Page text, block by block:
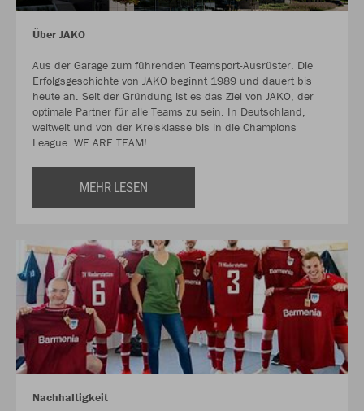
Über JAKO
Aus der Garage zum führenden Teamsport-Ausrüster. Die
Erfolgsgeschichte von JAKO beginnt 1989 und dauert bis
heute an. Seit der Gründung ist es das Ziel von JAKO, der
optimale Partner für alle Teams zu sein. In Deutschland,
weltweit und von der Kreisklasse bis in die Champions
League. WE ARE TEAM!
MEHR LESEN
Nachhaltigkeit